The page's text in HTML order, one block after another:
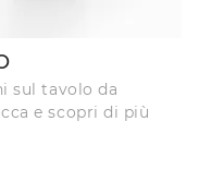
sul tavolo da
e scopri di più